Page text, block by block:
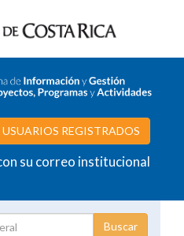
USUARIOS REGISTRADOS
su correo institucional